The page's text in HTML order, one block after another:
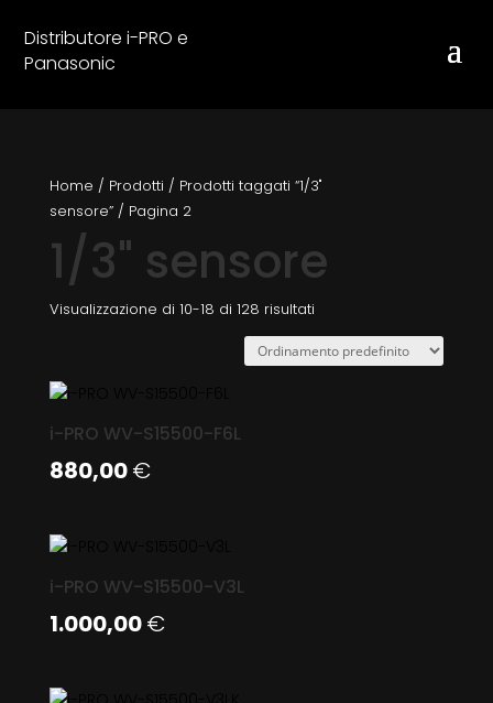
Distributore i-PRO e
Panasonic
Home / Prodotti / Prodotti taggati “1/3"
sensore”/ Pagina 2
1/3" sensore
Visualizzazione di 10-18 di 128 risultati
i-PRO WV-S15500-F6L
880,00€
i-PRO WV-S15500-V3L
1.000,00€